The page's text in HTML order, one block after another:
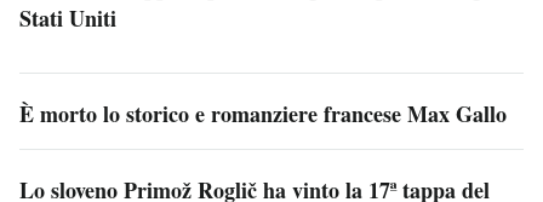
Stati Uniti
È morto lo storico e romanziere francese Max Gallo
Lo sloveno Primož Roglič ha vinto la 17ª tappa del